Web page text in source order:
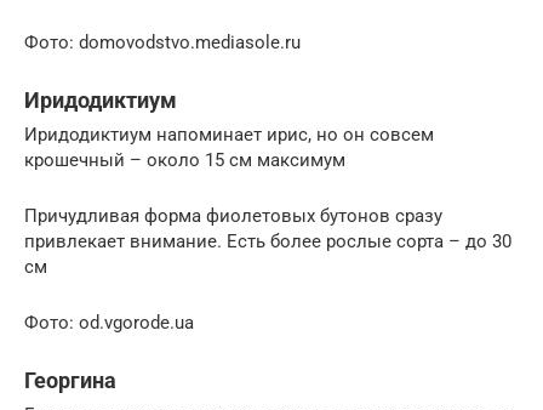
Фото: domovodstvo.mediasole.ru
Иридодиктиум
Иридодиктиум напоминает ирис, но он совсем
крошечный – около 15 см максимум
Причудливая форма фиолетовых бутонов сразу
привлекает внимание. Есть более рослые сорта – до 30
см
Фото: od.vgorode.ua
Георгина